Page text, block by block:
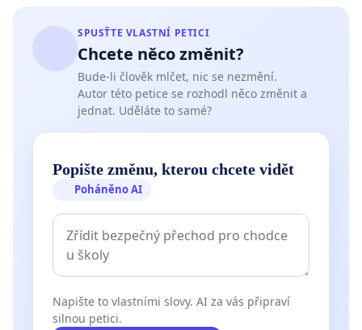
SPUSŤTE VLASTNÍ PETICI
Chcete něco změnit?
Bude-li člověk mlčet, nic se nezmění.
Autor této petice se rozhodl něco změnit a
jednat. Uděláte to samé?
Popište změnu, kterou chcete vidět
Poháněno AI
Napište to vlastními slovy. AI za vás připraví
silnou petici.